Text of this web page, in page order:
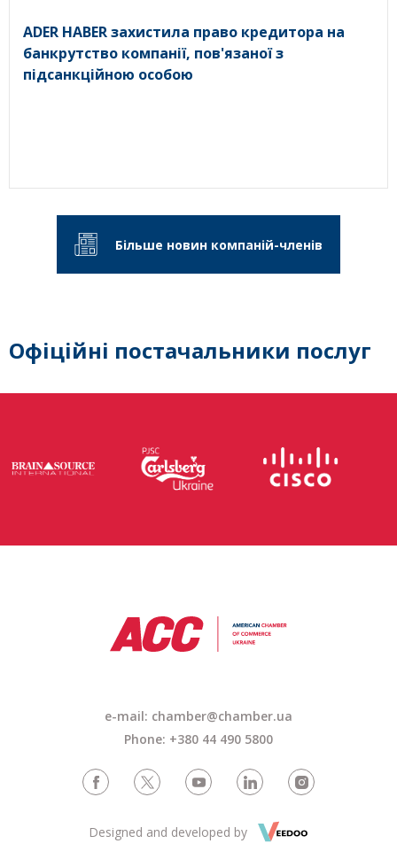
ADER HABER захистила право кредитора на
банкрутство компанії, пов'язаної з
підсанкційною особою
Більше новин компаній-членів
Офіційні постачальники послуг
e-mail: chamber@chamber.ua
Phone: +380 44 490 5800
Designed and developed by